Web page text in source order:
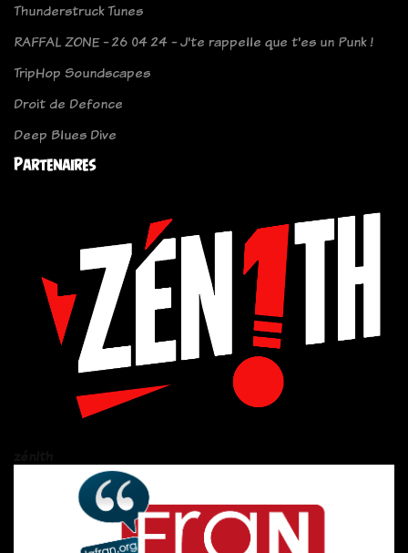
Thunderstruck Tunes
RAFFAL ZONE - 26 04 24 - J'te rappelle que t'es un Punk !
TripHop Soundscapes
Droit de Defonce
Deep Blues Dive
Partenaires